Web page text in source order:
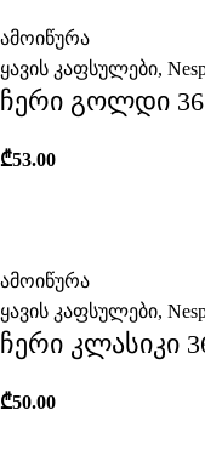
ამოიწურა
ყავის კაფსულები,
ჩერი გოლდი 36
₾53.00
ამოიწურა
ყავის კაფსულები,
ჩერი კლასიკი
₾50.00